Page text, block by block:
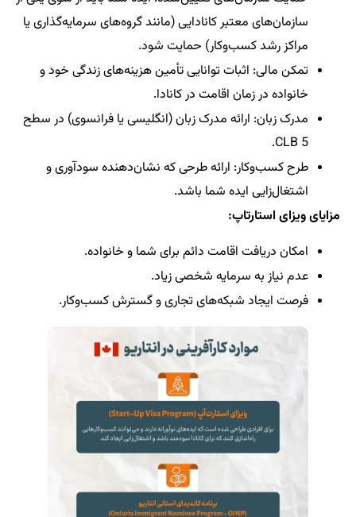
سازمان‌های معتبر کانادایی (مانند گروه‌های سرمایه‌گذاری یا
مراکز رشد کسب‌وکار) حمایت شود.
تمکن مالی: اثبات توانایی تأمین هزینه‌های زندگی خود و
خانواده در زمان اقامت در کانادا.
مدرک زبان: ارائه مدرک زبان (انگلیسی یا فرانسوی) در سطح
CLB 5.
طرح کسب‌وکار: ارائه طرحی که نشان‌دهنده سودآوری و
اشتغال‌زایی ایده شما باشد.
مزایای ویزای استارتاپ:
امکان دریافت اقامت دائم برای شما و خانواده.
عدم نیاز به سرمایه شخصی زیاد.
فرصت ایجاد شبکه‌های تجاری و گسترش کسب‌وکار.